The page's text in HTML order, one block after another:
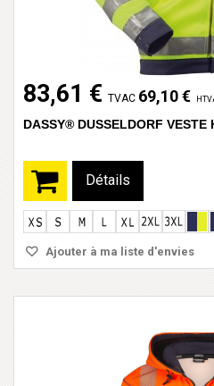
83,61 € TVAC 69,10 €
DASSY® DUSSELDORF VESTE
Détails
Ajouter à ma liste d'envies